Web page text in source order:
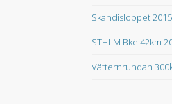
Skandisloppet
STHLM Bke 42km
Vätternrundan